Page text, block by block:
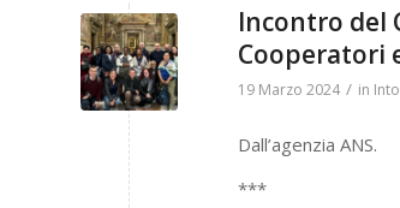
Incontro del
Cooperatori
19 Marzo 2024 / in
Dall’agenzia ANS.
***